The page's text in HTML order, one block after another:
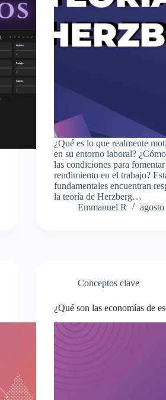
¿Qué es lo que realmente
en su entorno laboral?
las condiciones para
rendimiento en el trabajo?
fundamentales encuentran
la teoría de Herzberg…
Emmanuel R
Conceptos clave
¿Qué son las economías de